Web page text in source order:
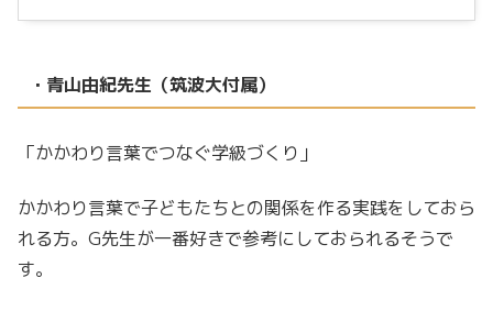
・青山由紀先生（筑波大付属）
「かかわり言葉でつなぐ学級づくり」
かかわり言葉で子どもたちとの関係を作る実践をしておら
れる方。G先生が一番好きで参考にしておられるそうで
す。